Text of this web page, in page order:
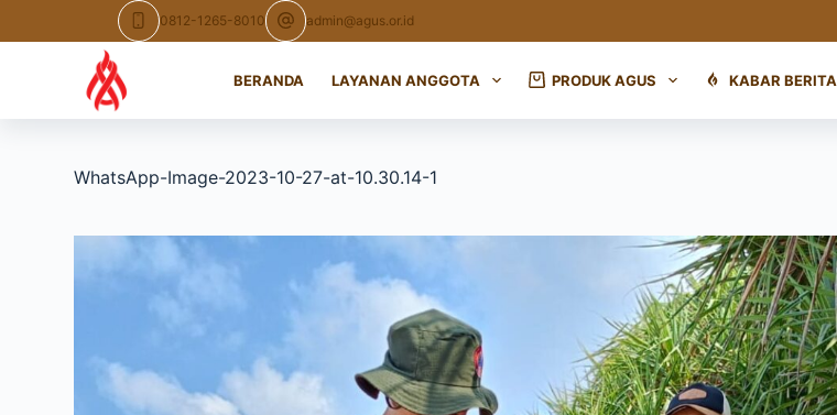
to
0812-1265-8010 admin@agus.or.id
BERANDA LAYANAN ANGGOTA PRODUK AGUS KABAR BERITA
WhatsApp-Image-2023-10-27-at-10.30.14-1